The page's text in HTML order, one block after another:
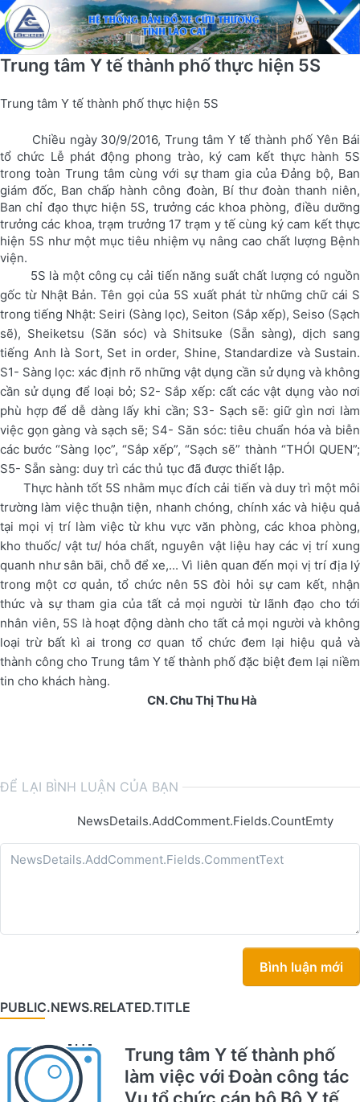
Trung tâm Y tế thành phố thực hiện 5S
Trung tâm Y tế thành phố thực hiện 5S
Chiều ngày 30/9/2016, Trung tâm Y tế thành phố Yên Bái
tổ chức Lễ phát động phong trào, ký cam kết thực hành 5S
trong toàn Trung tâm cùng với sự tham gia của Đảng bộ, Ban
giám đốc, Ban chấp hành công đoàn, Bí thư đoàn thanh niên,
Ban chỉ đạo thực hiện 5S, trưởng các khoa phòng, điều dưỡng
trưởng các khoa, trạm trưởng 17 trạm y tế cùng ký cam kết thực
hiện 5S như một mục tiêu nhiệm vụ nâng cao chất lượng Bệnh
viện.
5S là một công cụ cải tiến năng suất chất lượng có nguồn
gốc từ Nhật Bản. Tên gọi của 5S xuất phát từ những chữ cái S
trong tiếng Nhật: Seiri (Sàng lọc), Seiton (Sắp xếp), Seiso (Sạch
sẽ), Sheiketsu (Săn sóc) và Shitsuke (Sẵn sàng), dịch sang
tiếng Anh là Sort, Set in order, Shine, Standardize và Sustain.
S1- Sàng lọc: xác định rõ những vật dụng cần sử dụng và không
cần sử dụng để loại bỏ; S2- Sắp xếp: cất các vật dụng vào nơi
phù hợp để dễ dàng lấy khi cần; S3- Sạch sẽ: giữ gìn nơi làm
việc gọn gàng và sạch sẽ; S4- Săn sóc: tiêu chuẩn hóa và biễn
các bước “Sàng lọc”, “Sắp xếp”, “Sạch sẽ” thành “THÓI QUEN”;
S5- Sẵn sàng: duy trì các thủ tục đã được thiết lập.
Thực hành tốt 5S nhằm mục đích cải tiến và duy trì một môi
trường làm việc thuận tiện, nhanh chóng, chính xác và hiệu quả
tại mọi vị trí làm việc từ khu vực văn phòng, các khoa phòng,
kho thuốc/ vật tư/ hóa chất, nguyên vật liệu hay các vị trí xung
quanh như sân bãi, chỗ để xe,... Vì liên quan đến mọi vị trí địa lý
trong một cơ quản, tổ chức nên 5S đòi hỏi sự cam kết, nhận
thức và sự tham gia của tất cả mọi người từ lãnh đạo cho tới
nhân viên, 5S là hoạt động dành cho tất cả mọi người và không
loại trừ bất kì ai trong cơ quan tổ chức đem lại hiệu quả và
thành công cho Trung tâm Y tế thành phố đặc biệt đem lại niềm
tin cho khách hàng.
CN. Chu Thị Thu Hà
ĐỂ LẠI BÌNH LUẬN CỦA BẠN
NewsDetails.AddComment.Fields.CountEmty
Bình luận mới
PUBLIC.NEWS.RELATED.TITLE
Trung tâm Y tế thành phố
làm việc với Đoàn công tác
Vụ tổ chức cán bộ Bộ Y tế